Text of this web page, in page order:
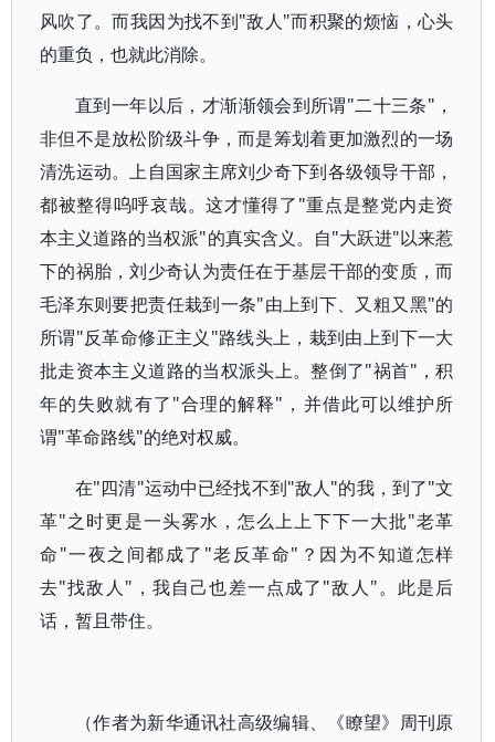
风吹了。而我因为找不到"敌人"而积聚的烦恼，心头
的重负，也就此消除。
直到一年以后，才渐渐领会到所谓"二十三条"，
非但不是放松阶级斗争，而是筹划着更加激烈的一场
清洗运动。上自国家主席刘少奇下到各级领导干部，
都被整得呜呼哀哉。这才懂得了"重点是整党内走资
本主义道路的当权派"的真实含义。自"大跃进"以来惹
下的祸胎，刘少奇认为责任在于基层干部的变质，而
毛泽东则要把责任栽到一条"由上到下、又粗又黑"的
所谓"反革命修正主义"路线头上，栽到由上到下一大
批走资本主义道路的当权派头上。整倒了"祸首"，积
年的失败就有了"合理的解释"，并借此可以维护所
谓"革命路线"的绝对权威。
在"四清"运动中已经找不到"敌人"的我，到了"文
革"之时更是一头雾水，怎么上上下下一大批"老革
命"一夜之间都成了"老反革命"？因为不知道怎样
去"找敌人"，我自己也差一点成了"敌人"。此是后
话，暂且带住。
（作者为新华通讯社高级编辑、《瞭望》周刊原